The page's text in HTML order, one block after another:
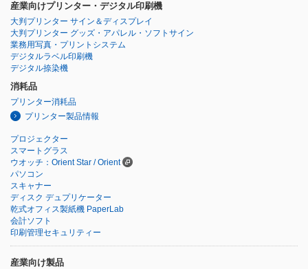
産業向けプリンター・デジタル印刷機
大判プリンター サイン＆ディスプレイ
大判プリンター グッズ・アパレル・ソフトサイン
業務用写真・プリントシステム
デジタルラベル印刷機
デジタル捺染機
消耗品
プリンター消耗品
プリンター製品情報
プロジェクター
スマートグラス
ウオッチ：Orient Star / Orient
パソコン
スキャナー
ディスク デュプリケーター
乾式オフィス製紙機 PaperLab
会計ソフト
印刷管理セキュリティー
産業向け製品